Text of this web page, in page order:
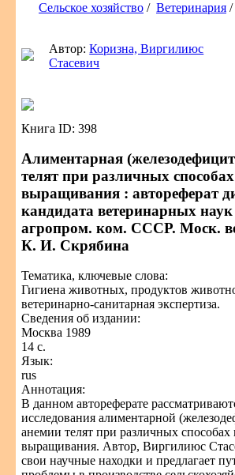
Сельское хозяйство / Ветеринария /
Автор:Коризна, Виргилиюс
Стасевич
Книга ID: 398
Алиментарная
телят при различных
выращивания : автореферат
кандидата ветеринарных наук
агропром. ком. СССР. Моск.
К. И. Скрябина
Тематика, ключевые слова:
Гигиена животных, продуктов
ветеринарно-санитарная экспертиза.
Сведения об издании:
Москва 1989
14 с.
Язык:
rus
Аннотация:
В данном автореферате
исследования алиментарной
анемии телят при различных
выращивания. Автор, Виргилиюс
свои научные находки и предлагает